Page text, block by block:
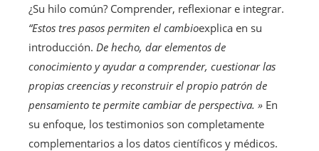
¿Su hilo común? Comprender, reflexionar e integrar.
“Estos tres pasos permiten el cambioexplica en su
introducción. De hecho, dar elementos de
conocimiento y ayudar a comprender, cuestionar las
propias creencias y reconstruir el propio patrón de
pensamiento te permite cambiar de perspectiva. » En
su enfoque, los testimonios son completamente
complementarios a los datos científicos y médicos.